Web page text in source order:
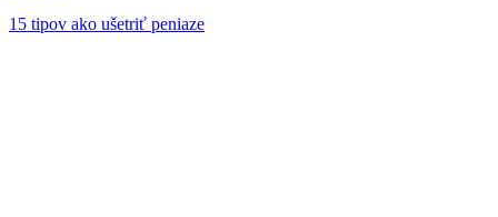
15 tipov ako ušetriť peniaze